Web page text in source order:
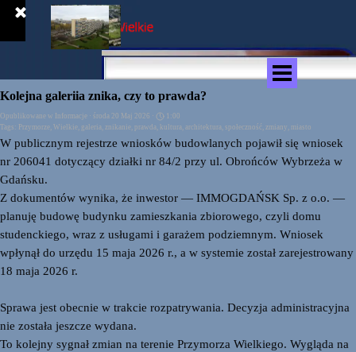
Przejdź do treści
Kolejna galeriia znika, czy to prawda?
Opublikowane w Informacje · środa 20 Maj 2026 ·
1:00
Tags: Przymorze, Wielkie, galeria, znikanie, prawda, kultura, architektura, społeczność , zmiany , miasto
W publicznym rejestrze wniosków budowlanych pojawił się wniosek
nr 206041 dotyczący działki nr 84/2 przy ul. Obrońców Wybrzeża w
Gdańsku.
Z dokumentów wynika, że inwestor — IMMOGDAŃSK Sp. z o.o. —
planuję budowę budynku zamieszkania zbiorowego, czyli domu
studenckiego, wraz z usługami i garażem podziemnym. Wniosek
wpłynął do urzędu 15 maja 2026 r., a w systemie został zarejestrowany
18 maja 2026 r.
Sprawa jest obecnie w trakcie rozpatrywania. Decyzja administracyjna
nie została jeszcze wydana.
To kolejny sygnał zmian na terenie Przymorza Wielkiego. Wygląda na